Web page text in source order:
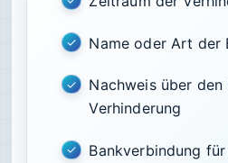
Name oder Art der
Nachweis über den
Verhinderung
Bankverbindung